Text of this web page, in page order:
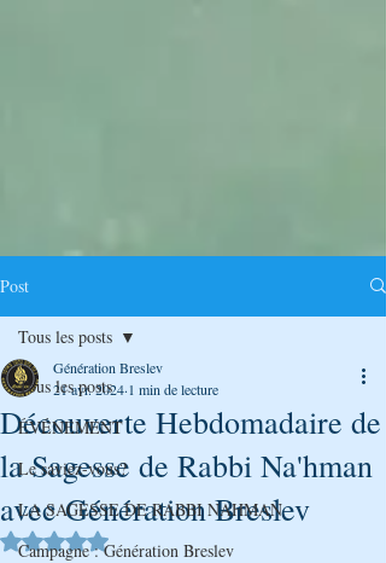
Post
Tous les posts
ÉVÉNEMENT
Le saviez-vous?
LA SAGESSE DE RABBI NAHMAN
Campagne : Génération Breslev
Tous les posts
Découverte Hebdomadaire de
la Sagesse de Rabbi Na'hman
avec Génération Breslev
Génération Breslev
21 avr. 2024 1 min de lecture
Noté NaN étoiles sur 5.